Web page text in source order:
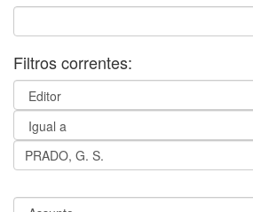
Filtros correntes: